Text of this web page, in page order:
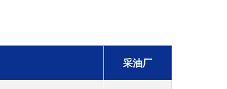
采油厂